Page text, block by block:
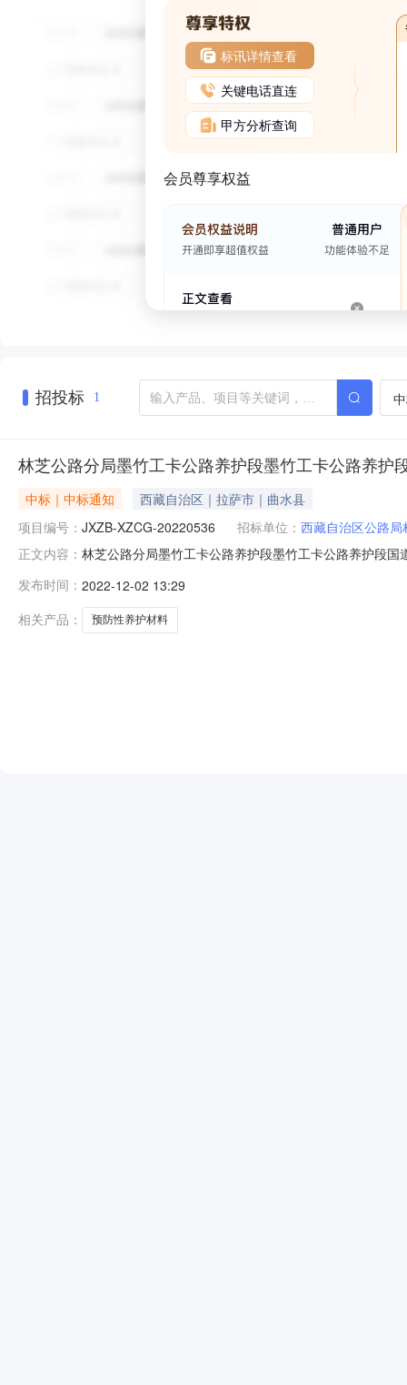
标讯详情查看
关键电话直连
甲方分析查询
会员尊享权益
招投标 1
林芝公路分局墨竹工卡公路养护段墨竹工卡公路养
中标｜中标通知
西藏自治区｜拉萨市｜曲水县
项目编号： JXZB-XZCG-20220536 招标单位： 西藏自治区公路
正文内容： 林芝公路分局墨竹工卡公路养护段墨竹工卡公路养护段
面有限公司供应商地址：西藏自治区拉萨市曲水县聂当
发布时间： 2022-12-02 13:29
相关产品：
预防性养护材料